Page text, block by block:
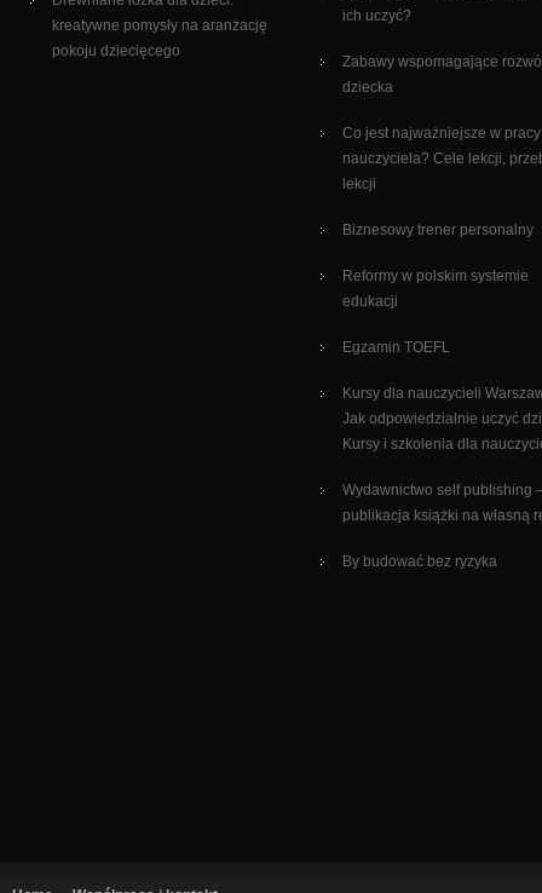
kreatywne pomysły na aranżację
pokoju dziecięcego
ich uczyć?
Zabawy wspomagające
dziecka
Co jest najważniejsze w pracy
nauczyciela? Cele lekcji,
lekcji
Biznesowy trener personalny
Reformy w polskim systemie
edukacji
Egzamin TOEFL
Kursy dla nauczycieli
Jak odpowiedzialnie uczyć
Kursy i szkolenia dla
Wydawnictwo self publishing
publikacja książki na własną
By budować bez ryzyka